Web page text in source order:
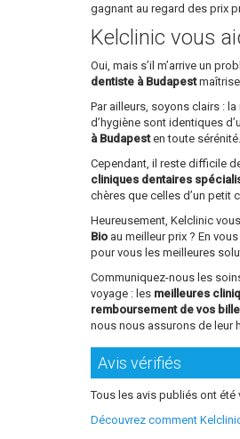
gagnant au regard des prix
Kelclinic vous
Oui, mais s’il m’arrive un
dentiste à Budapest
Par ailleurs, soyons clairs :
d’hygiène sont identiques
à Budapesten toute sérénité.
Cependant, il reste difficile
cliniques dentaires
chères que celles d’un petit
Heureusement, Kelclinic
Bio au meilleur prix ? En
pour vous les meilleures
Communiquez-nous les
voyage : les meilleures
remboursement de vos
nous nous assurons de leur
Avis vérifiés
Tous les avis publiés ont
Découvrez comment